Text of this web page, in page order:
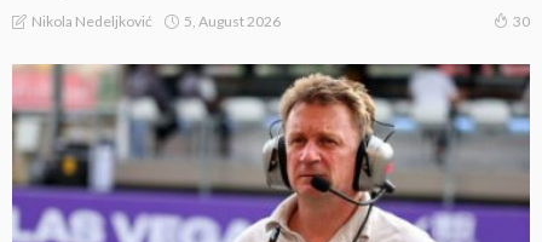
Nikola Nedeljković 5, August 2026 30